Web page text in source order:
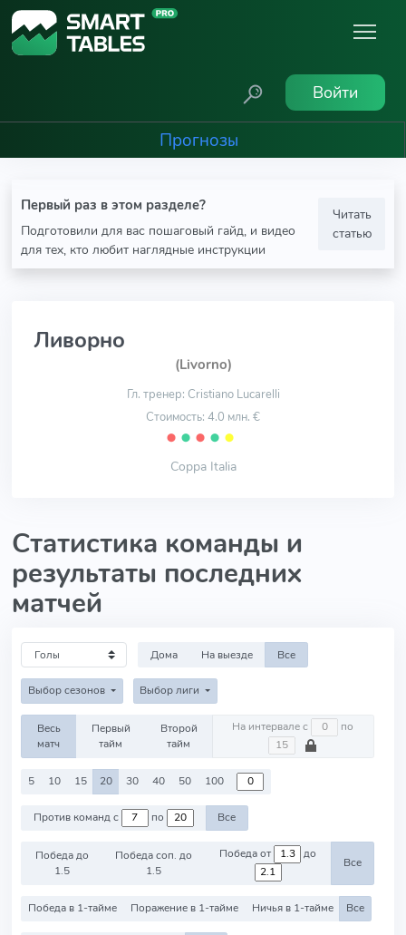
Войти
Прогнозы
Первый раз в этом разделе?
Подготовили для вас пошаговый гайд, и видео
для тех, кто любит наглядные инструкции
Читать
статью
Ливорно
(Livorno)
Гл. тренер: Cristiano Lucarelli
Стоимость: 4.0 млн. €
⬤ ⬤ ⬤ ⬤ ⬤
Coppa Italia
Статистика команды и
результаты последних
матчей
Дома На выезде Все
Выбор сезонов Выбор лиги
Весь
матч
Первый
тайм
Второй
тайм
На интервале с по
5 10 15 20 30 40 50 100
Против команд с по Все
Победа до
1.5
Победа соп. до
1.5
Победа от до
Все
Победа в 1-тайме Поражение в 1-тайме Ничья в 1-тайме Все